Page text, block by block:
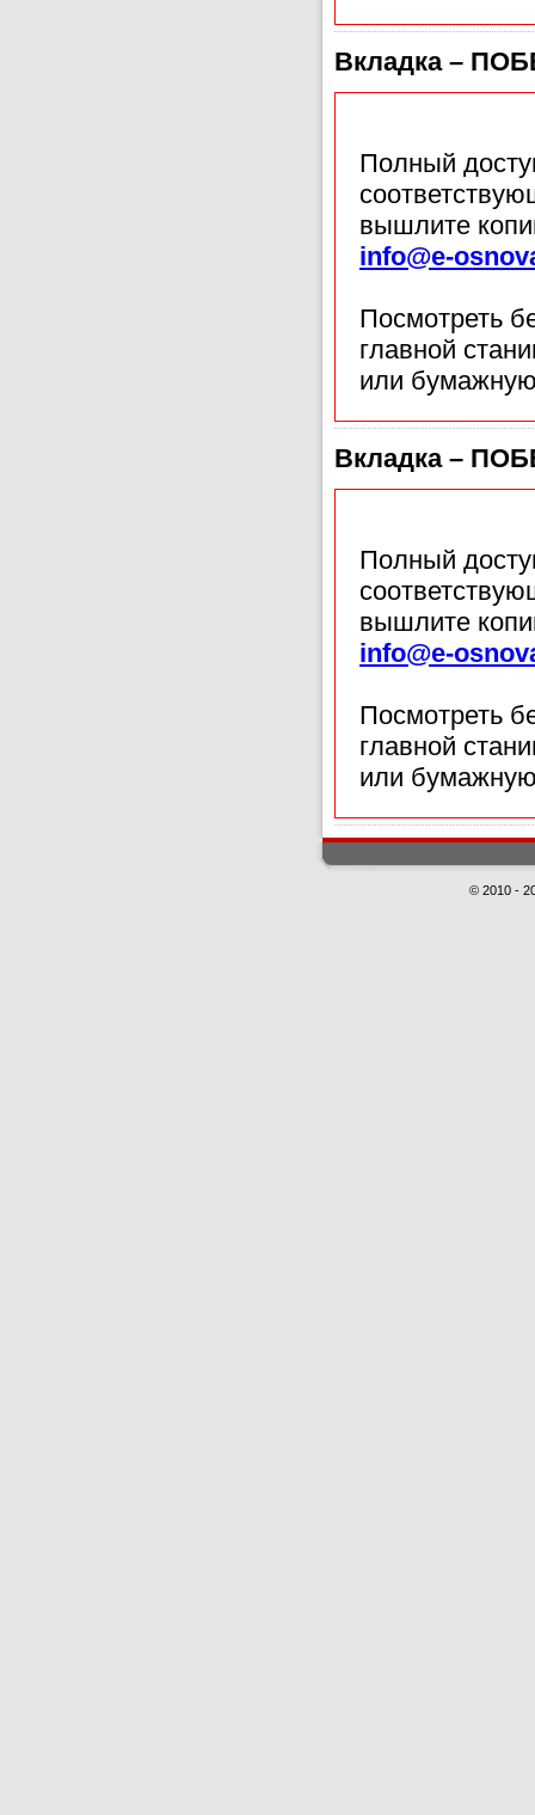
Вкладка –
Полный
вышлите
info@e-
Посмотреть
главной
или
Вкладка –
Полный
вышлите
info@e-
Посмотреть
главной
или
© 2010 -